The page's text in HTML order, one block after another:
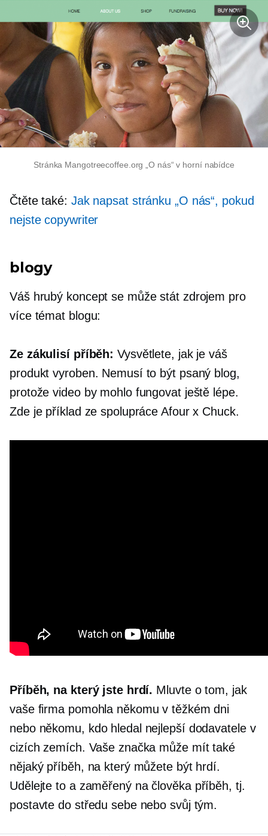
Stránka Mangotreecoffee.org „O nás“ v horní nabídce
Čtěte také: Jak napsat stránku „O nás“, pokud
nejste copywriter
blogy
Váš hrubý koncept se může stát zdrojem pro
více témat blogu:
Ze zákulisípříběh: Vysvětlete, jak je váš
produkt vyroben. Nemusí to být psaný blog,
protože video by mohlo fungovat ještě lépe.
Zde je příklad ze spolupráce Afour x Chuck.
Příběh, na který jste hrdí. Mluvte o tom, jak
vaše firma pomohla někomu v těžkém dni
nebo někomu, kdo hledal nejlepší dodavatele v
cizích zemích. Vaše značka může mít také
nějaký příběh, na který můžete být hrdí.
Udělejte to a zaměřený na člověkapříběh, tj.
postavte do středu sebe nebo svůj tým.